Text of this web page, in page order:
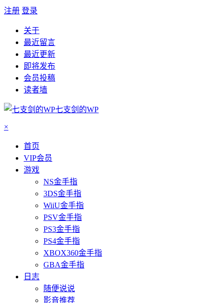
注册 登录
关于
最近留言
最近更新
即将发布
会员投稿
读者墙
七支剑的WP
×
首页
VIP会员
游戏
NS金手指
3DS金手指
WiiU金手指
PSV金手指
PS3金手指
PS4金手指
XBOX360金手指
GBA金手指
日志
随便说说
影音推荐